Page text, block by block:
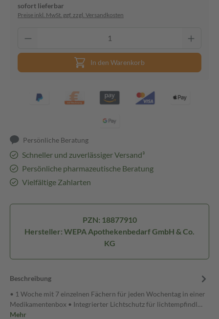
sofort lieferbar
Preise inkl. MwSt. ggf. zzgl. Versandkosten
In den Warenkorb
Persönliche Beratung
Schneller und zuverlässiger Versand³
Persönliche pharmazeutische Beratung
Vielfältige Zahlarten
PZN: 18877910
Hersteller: WEPA Apothekenbedarf GmbH & Co.
KG
Beschreibung
• 1 Woche mit 7 einzelnen Fächern für jeden Wochentag in einer
Medikamentenbox • Integrierter Lichtschutz für lichtempfindl…
Mehr